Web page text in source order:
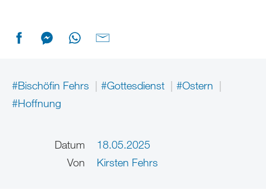
#Bischöfin Fehrs #Gottesdienst
#Ostern
#Hoffnung
Datum
18.05.2025
Von
Kirsten Fehrs